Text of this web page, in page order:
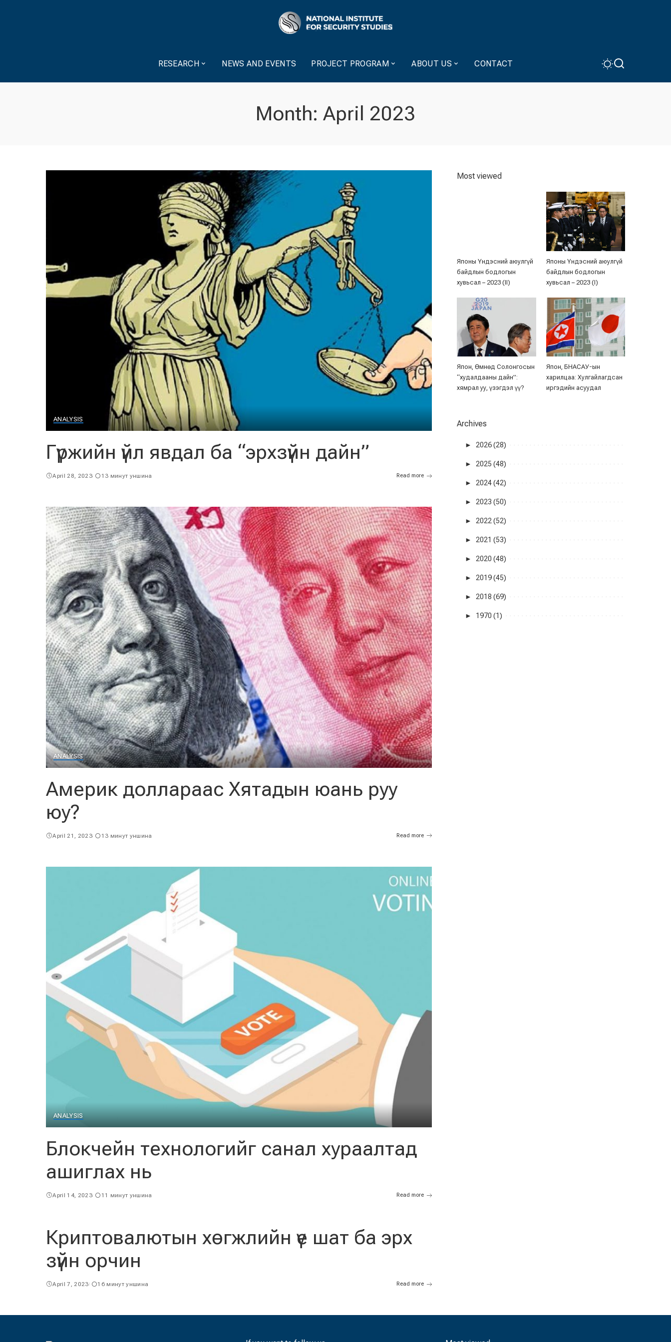
RESEARCH NEWS AND EVENTS PROJECT PROGRAM ABOUT US CONTACT
Month: April 2023
ANALYSIS
Гүржийн үйл явдал ба “эрхзүйн дайн”
April 28, 2023 13 минут уншина Read more
ANALYSIS
Америк доллараас Хятадын юань руу
юу?
April 21, 2023 13 минут уншина Read more
ANALYSIS
Блокчейн технологийг санал хураалтад
ашиглах нь
April 14, 2023 11 минут уншина Read more
Криптовалютын хөгжлийн үе шат ба эрх
зүйн орчин
April 7, 2023 16 минут уншина Read more
Most viewed
Японы Үндэсний аюулгүй
байдлын бодлогын
хувьсал – 2023 (II)
Японы Үндэсний аюулгүй
байдлын бодлогын
хувьсал – 2023 (I)
Япон, Өмнөд Солонгосын
“худалдааны дайн”:
хямрал уу, үзэгдэл үү?
Япон, БНАСАУ-ын
харилцаа: Хулгайлагдсан
иргэдийн асуудал
Archives
► 2026 (28)
► 2025 (48)
► 2024 (42)
► 2023 (50)
► 2022 (52)
► 2021 (53)
► 2020 (48)
► 2019 (45)
► 2018 (69)
► 1970 (1)